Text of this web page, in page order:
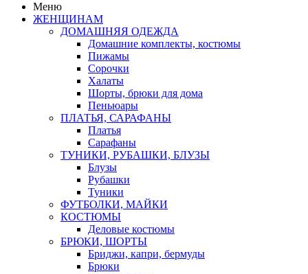
Меню
ЖЕНЩИНАМ
ДОМАШНЯЯ ОДЕЖДА
Домашние комплекты, костюмы
Пижамы
Сорочки
Халаты
Шорты, брюки для дома
Пеньюары
ПЛАТЬЯ, САРАФАНЫ
Платья
Сарафаны
ТУНИКИ, РУБАШКИ, БЛУЗЫ
Блузы
Рубашки
Туники
ФУТБОЛКИ, МАЙКИ
КОСТЮМЫ
Деловые костюмы
БРЮКИ, ШОРТЫ
Бриджи, капри, бермуды
Брюки